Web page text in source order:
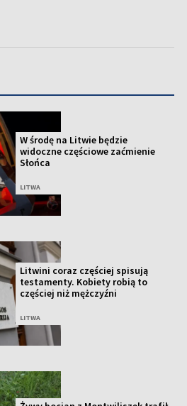
W środę na Litwie będzie
widoczne częściowe zaćmienie
Słońca
LITWA
Litwini coraz częściej spisują
testamenty. Kobiety robią to
częściej niż mężczyźni
LITWA